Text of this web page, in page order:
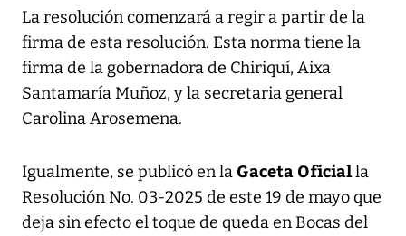
La resolución comenzará a regir a partir de la
firma de esta resolución. Esta norma tiene la
firma de la gobernadora de Chiriquí, Aixa
Santamaría Muñoz, y la secretaria general
Carolina Arosemena.
Igualmente, se publicó en la Gaceta Oficialla
Resolución No. 03-2025 de este 19 de mayo que
deja sin efecto el toque de queda en Bocas del